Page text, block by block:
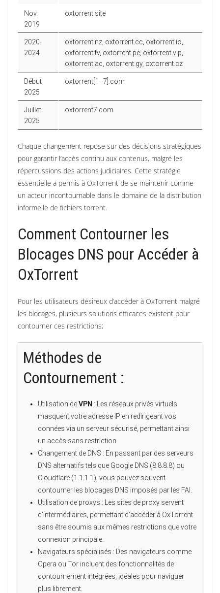
Nov.
2019
oxtorrent.site
2020-
2024
oxtorrent.nz, oxtorrent.cc, oxtorrent.io,
oxtorrent.tv, oxtorrent.pe, oxtorrent.vip,
oxtorrent.ac, oxtorrent.gy, oxtorrent.cz
Début
2025
oxtorrent[1–7].com
Juillet
2025
oxtorrent7.com
Chaque changement repose sur des décisions stratégiques
pour garantir l’accès continu aux contenus, malgré les
répercussions des actions judiciaires. Cette stratégie
essentielle a permis à OxTorrent de se maintenir comme
un acteur incontournable dans le domaine de la distribution
informelle de fichiers torrent.
Comment Contourner les
Blocages DNS pour Accéder à
OxTorrent
Pour les utilisateurs désireux d’accéder à OxTorrent malgré
les blocages, plusieurs solutions efficaces existent pour
contourner ces restrictions;
Méthodes de
Contournement :
Utilisation deVPN : Les réseaux privés virtuels
masquent votre adresse IP en redirigeant vos
données via un serveur sécurisé, permettant ainsi
un accès sans restriction.
Changement de DNS : En passant par des serveurs
DNS alternatifs tels que Google DNS (8.8.8.8) ou
Cloudflare (1.1.1.1), vous pouvez souvent
contourner les blocages DNS imposés par les FAI.
Utilisation de proxys : Les sites de proxy servent
d’intermédiaires, permettant d’accéder à OxTorrent
sans être soumis aux mêmes restrictions que votre
connexion principale.
Navigateurs spécialisés : Des navigateurs comme
Opera ou Tor incluent des fonctionnalités de
contournement intégrées, idéales pour naviguer
plus librement.